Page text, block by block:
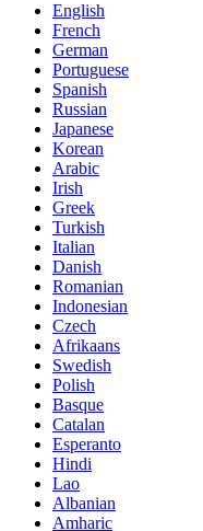
English
French
German
Portuguese
Spanish
Russian
Japanese
Korean
Arabic
Irish
Greek
Turkish
Italian
Danish
Romanian
Indonesian
Czech
Afrikaans
Swedish
Polish
Basque
Catalan
Esperanto
Hindi
Lao
Albanian
Amharic